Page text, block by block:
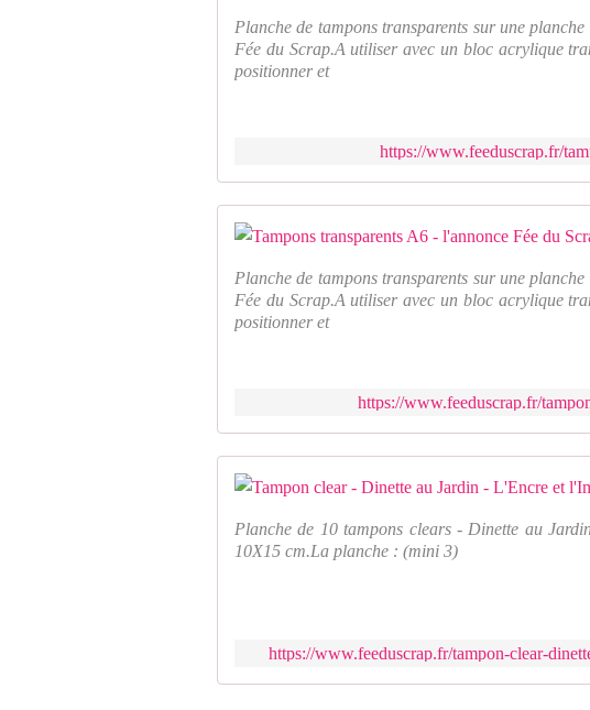
Planche de tampons transparents sur une
Fée du Scrap.A utiliser avec un bloc acrylique
positionner et
https://www.feeduscrap.fr/
Planche de tampons transparents sur une
Fée du Scrap.A utiliser avec un bloc acrylique
positionner et
https://www.feeduscrap.fr/
Planche de 10 tampons clears - Dinette au
10X15 cm.La planche : (mini 3)
https://www.feeduscrap.fr/tampon-clear-